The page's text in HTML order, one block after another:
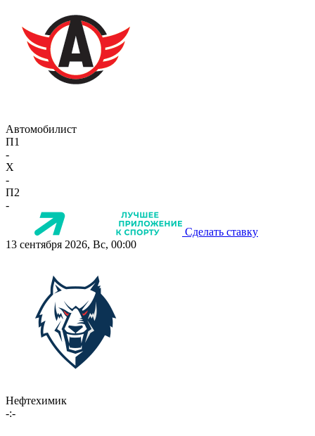
Автомобилист
П1
-
X
-
П2
-
Сделать ставку
13 сентября 2026, Вс, 00:00
Нефтехимик
-:-